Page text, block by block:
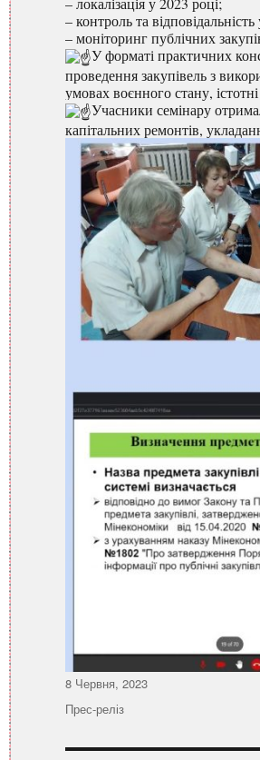
– контроль та
– моніторинг публічних
У форматі практичних
проведення закупівель з
умовах воєнного стану,
Учасники семінару
капітальних ремонтів,
Оприлюднено
8 Червня, 2023
Категорії
Прес-реліз